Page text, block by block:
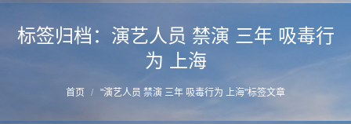
标签归档： 演艺人员 禁演 三年 吸毒行
为 上海
您的位置：首页 "演艺人员 禁演 三年 吸毒行为 上海"标签文章